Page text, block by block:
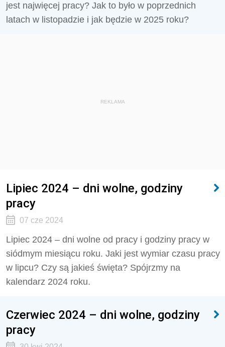
jest najwięcej pracy? Jak to było w poprzednich
latach w listopadzie i jak będzie w 2025 roku?
REKLAMA
Lipiec 2024 – dni wolne, godziny
pracy
07 cze 2024
Lipiec 2024 – dni wolne od pracy i godziny pracy w
siódmym miesiącu roku. Jaki jest wymiar czasu pracy
w lipcu? Czy są jakieś święta? Spójrzmy na
kalendarz 2024 roku.
Czerwiec 2024 – dni wolne, godziny
pracy